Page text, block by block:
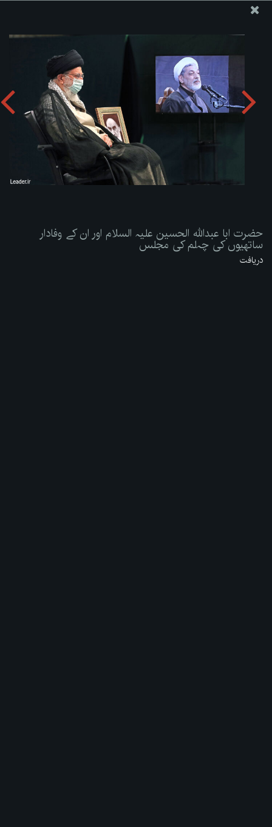
حضرت ابا عبداللہ الحسین علیہ السلام اور ان کے وفادار ساتھیوں
کی چہلم کی مجلس
تصویری البم دریافت کریں:
حضرت ابا عبداللہ الحسین علیہ السلام اور ان کے وفادار
ساتھیوں کی چہلم کی مجلس
دریافت